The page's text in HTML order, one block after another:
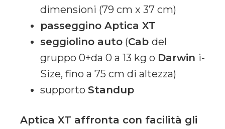
dimensioni (79 cm x 37 cm)
passeggino Aptica XT
seggiolino auto (Cab del
gruppo 0+da 0 a 13 kg o Darwin i-
Size, fino a 75 cm di altezza)
supporto Standup
Aptica XT affronta con facilità gli